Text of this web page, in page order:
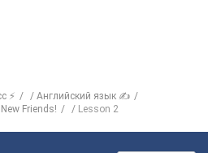
⚡
Английский язык ✍
Friends! Lesson 2